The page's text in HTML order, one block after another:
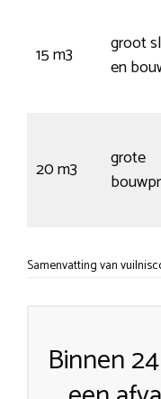
15 m3
groot
en
20 m3
grote
Samenvatting van
Binnen